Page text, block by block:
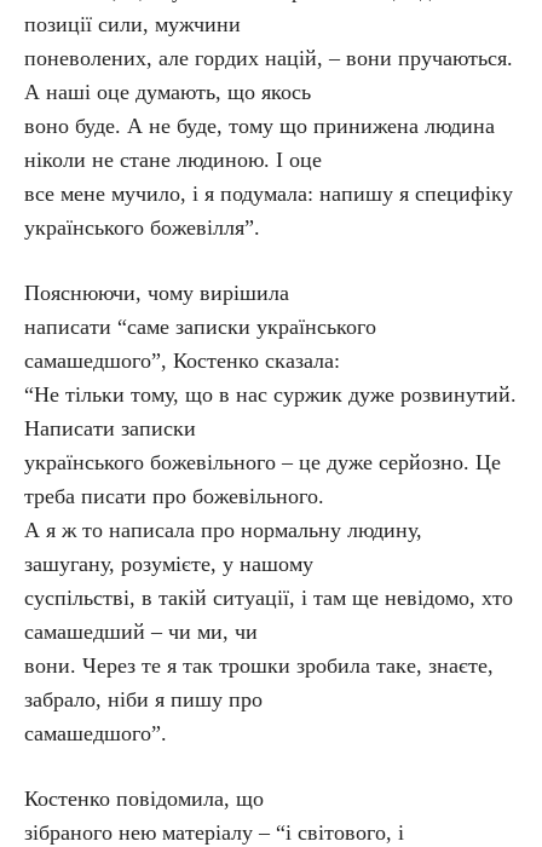
позиції сили, мужчини
поневолених, але гордих націй, – вони пручаються.
А наші оце думають, що якось
воно буде. А не буде, тому що принижена людина
ніколи не стане людиною. І оце
все мене мучило, і я подумала: напишу я специфіку
українського божевілля”.
Пояснюючи, чому вирішила
написати “саме записки українського
самашедшого”, Костенко сказала:
“Не тільки тому, що в нас суржик дуже розвинутий.
Написати записки
українського божевільного – це дуже серйозно. Це
треба писати про божевільного.
А я ж то написала про нормальну людину,
зашугану, розумієте, у нашому
суспільстві, в такій ситуації, і там ще невідомо, хто
самашедший – чи ми, чи
вони. Через те я так трошки зробила таке, знаєте,
забрало, ніби я пишу про
самашедшого”.
Костенко повідомила, що
зібраного нею матеріалу – “і світового, і